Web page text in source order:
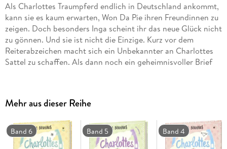
Als Charlottes Traumpferd endlich in Deutschland ankommt,
kann sie es kaum erwarten, Won Da Pie ihren Freundinnen zu
zeigen. Doch besonders Inga scheint ihr das neue Glück nicht
zu gönnen. Und sie ist nicht die Einzige. Kurz vor dem
Reiterabzeichen macht sich ein Unbekannter an Charlottes
Sattel zu schaffen. Als dann noch ein geheimnisvoller Brief
Mehr aus dieser Reihe
Band 6 Band 5 Band 4